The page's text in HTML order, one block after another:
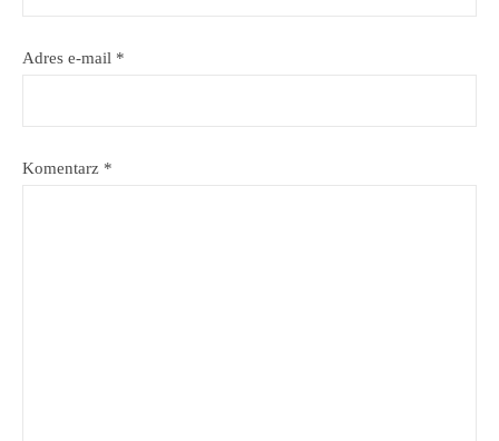
Adres e-mail *
Komentarz *